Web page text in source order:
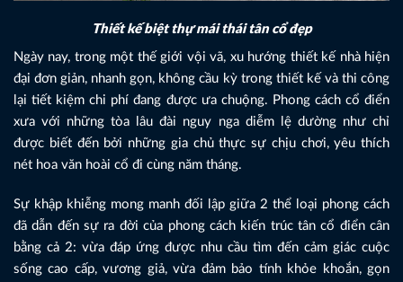
Thiết kế biệt thự mái thái tân cổ đẹp
Ngày nay, trong một thế giới vội vã, xu hướng thiết kế nhà hiện
đại đơn giản, nhanh gọn, không cầu kỳ trong thiết kế và thi công
lại tiết kiệm chi phí đang được ưa chuộng. Phong cách cổ điển
xưa với những tòa lâu đài nguy nga diễm lệ dường như chỉ
được biết đến bởi những gia chủ thực sự chịu chơi, yêu thích
nét hoa văn hoài cổ đi cùng năm tháng.
Sự khập khiễng mong manh đối lập giữa 2 thể loại phong cách
đã dẫn đến sự ra đời của phong cách kiến trúc tân cổ điển cân
bằng cả 2: vừa đáp ứng được nhu cầu tìm đến cảm giác cuộc
sống cao cấp, vương giả, vừa đảm bảo tính khỏe khoắn, gọn